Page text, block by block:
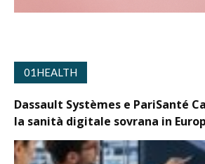
01HEALTH
Dassault Systèmes e PariSanté
la sanità digitale sovrana in